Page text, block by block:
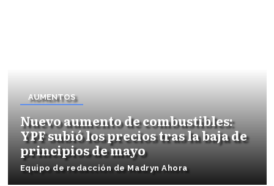
AUMENTOS
Nuevo aumento de combustibles:
YPF subió los precios tras la baja de
principios de mayo
Equipo de redacción de Madryn Ahora